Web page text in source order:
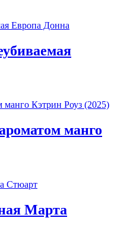
манго
Марта